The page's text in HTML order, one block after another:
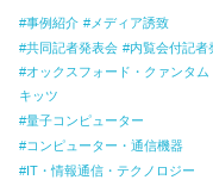
事例紹介
メディア誘致
共同記者発表会
内覧会付記者
オックスフォード・クァンタム
キッツ
量子コンピューター
コンピューター・通信機器
IT・情報通信・テクノロジー